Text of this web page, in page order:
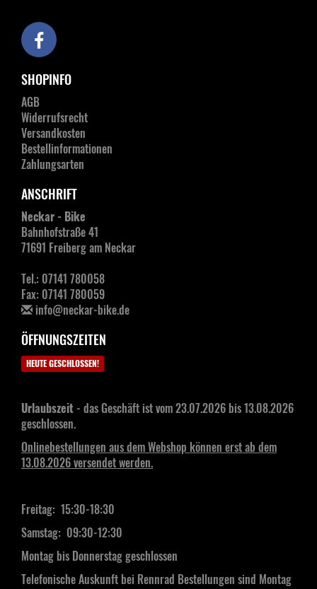
SHOPINFO
AGB
Widerrufsrecht
Versandkosten
Bestellinformationen
Zahlungsarten
ANSCHRIFT
Neckar - Bike
Bahnhofstraße 41
71691 Freiberg am Neckar
Tel.: 07141 780058
Fax: 07141 780059
info@neckar-bike.de
ÖFFNUNGSZEITEN
HEUTE GESCHLOSSEN!
Urlaubszeit - das Geschäft ist vom 23.07.2026 bis 13.08.2026
geschlossen.
Onlinebestellungen aus dem Webshop können erst ab dem
13.08.2026 versendet werden.
Freitag: 15:30-18:30
Samstag: 09:30-12:30
Montag bis Donnerstag geschlossen
Telefonische Auskunft bei Rennrad Bestellungen sind Montag